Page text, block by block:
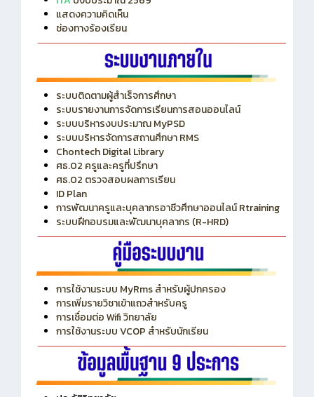
ITA ปีงบประมาณ 2568
ITAปีงบประมาณ 2569
แสดงความคิดเห็น
ช่องทางร้องเรียน
ระบบติดตามผู้สำเร็จการศึกษา
ระบบรายงานการจัดการเรียนการสอนออนไลน์
ระบบบริหารงบประมาณ MyPSD
ระบบบริหารจัดการสถานศึกษา RMS
Chontech Digital Library
ศธ.02 ครูและครูที่ปรึกษา
ศธ.02 ตรวจสอบผลการเรียน
ID Plan
การพัฒนาครูและบุคลากรอาชีวศึกษาออนไลน์ Rtraining
ระบบฝึกอบรมและพัฒนาบุคลากร (R-HRD)
การใช้งานระบบ MyRms สำหรับผู้ปกครอง
การเพิ่มรายวิชาเข้าแถวสำหรับครู
การเชื่อมต่อ Wifi วิทยาลัย
การใช้งานระบบ VCOP สำหรับนักเรียน